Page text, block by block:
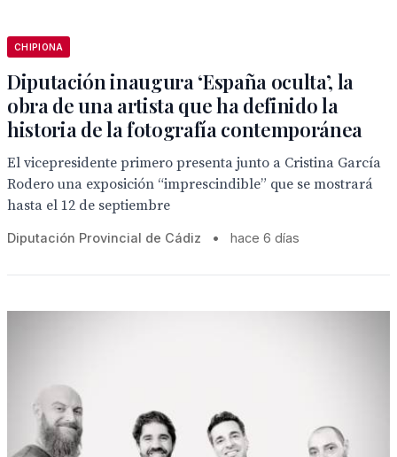
CHIPIONA
Diputación inaugura ‘España oculta’, la
obra de una artista que ha definido la
historia de la fotografía contemporánea
El vicepresidente primero presenta junto a Cristina García
Rodero una exposición “imprescindible” que se mostrará
hasta el 12 de septiembre
Diputación Provincial de Cádiz • hace 6 días